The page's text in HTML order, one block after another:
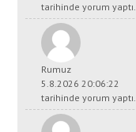
tarihinde yorum yaptı.
Rumuz
5.8.2026 20:06:22
tarihinde yorum yaptı.